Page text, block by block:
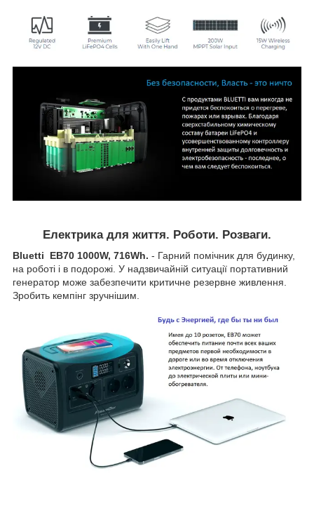
Електрика для життя. Роботи. Розваги.
Bluetti EB70 1000W, 716Wh. - Гарний помічник для будинку,
на роботі і в подорожі. У надзвичайній ситуації портативний
генератор може забезпечити критичне резервне живлення.
Зробить кемпінг зручнішим.